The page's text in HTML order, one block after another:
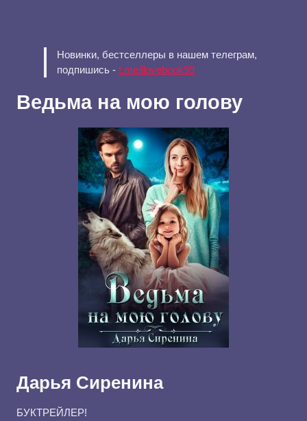
Новинки, бестселлеры в нашем телеграм,
подпишись - t.me/ilovebook99
Ведьма на мою голову
Дарья Сиренина
БУКТРЕЙЛЕР!